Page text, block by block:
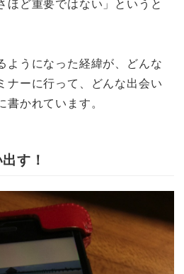
ほど重要ではない」というと
ようになった経緯が、どんな
ナーに行って、どんな出会い
かれています。
す！